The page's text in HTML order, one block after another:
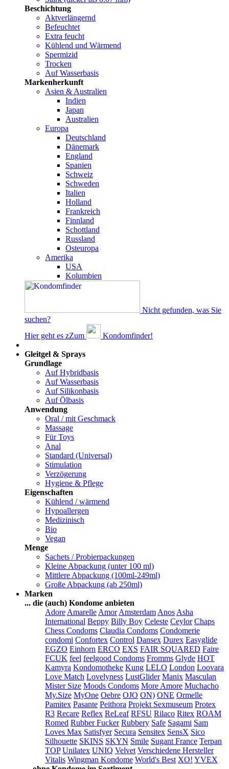
Beschichtung
Aktverlängernd
Befeuchtet
Extra feucht
Kühlend und Wärmend
Spermizid
Trocken
Auf Wasserbasis
Markenherkunft
Asien & Australien
Indien
Japan
Australien
Europa
Deutschland
Dänemark
England
Spanien
Schweiz
Schweden
Italien
Holland
Frankreich
Finnland
Schottland
Russland
Osteuropa
Amerika
USA
Kolumbien
Nicht gefunden, was Sie
suchen?
Hier geht es zZum
Kondomfinder!
Gleitgel & Sprays
Grundlage
Auf Hybridbasis
Auf Wasserbasis
Auf Silikonbasis
Auf Ölbasis
Anwendung
Oral / mit Geschmack
Massage
Für Toys
Anal
Standard (Universal)
Stimulation
Verzögerung
Hygiene & Pflege
Eigenschaften
Kühlend / wärmend
Hypoallergen
Medizinisch
Bio
Vegan
Menge
Sachets / Probierpackungen
Kleine Abpackung (unter 100 ml)
Mittlere Abpackung (100ml-249ml)
Große Abpackung (ab 250ml)
Marken
... die (auch) Kondome anbieten
Adore Amarelle Amor Amsterdam Anos Asha
International Beppy Billy Boy Celeste Ceylor Chaps
Chess Condoms Claudia Condoms Condomerie
condomi Confortex Control Dansex Durex Easyglide
EGZO Einhorn ERCO EXS FAIR SQUARED Faire
FCUK feel feelgood Condoms Fromms Glyde HOT
Kamyra Kondomotheke Kung LELO London Loovara
Love Match Lovelyness LustGlider Manix Masculan
Mister Size Moods Condoms More Amore Muchacho
My.Size MyOne Oebre OJO ON) ONE Ormelle
Pamitex Pasante Peithora Projekt Sexmuseum Protex
R3 Recare Reflex ReLeaf RFSU Rilaco Ritex ROAM
Romed Rubber Fucker Rubbery Safe Sagami Sam
Loves Max Satisfyer Secura Sensitex SensX Sico
Silhouette SKINS SKYN Smile Sugant France Terpan
TOP Unilatex UNIQ Velvet Verschiedene Hersteller
Vitalis Wingman Kondome World's Best XO! YVEX